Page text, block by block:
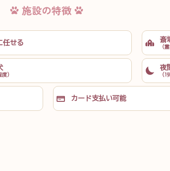
施設の特徴
任せる 斎
（
度）
夜
（
カード支払い可能